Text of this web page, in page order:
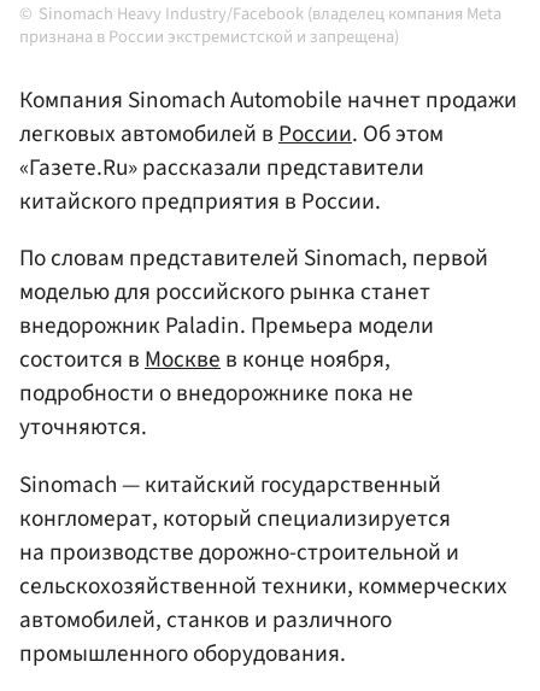
Sinomach Heavy Industry/Facebook (владелец компания Meta
признана в России экстремистской и запрещена)
Компания Sinomach Automobile начнет продажи
легковых автомобилей вРоссии. Об этом
«Газете.Ru» рассказали представители
китайского предприятия в России.
По словам представителей Sinomach, первой
моделью для российского рынка станет
внедорожник Paladin. Премьера модели
состоится вМосквев конце ноября,
подробности о внедорожнике пока не
уточняются.
Sinomach — китайский государственный
конгломерат, который специализируется
на производстве дорожно-строительной и
сельскохозяйственной техники, коммерческих
автомобилей, станков и различного
промышленного оборудования.